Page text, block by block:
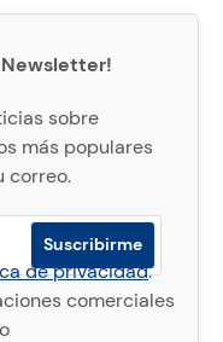
sobre
más populares
correo.
de privacidad.
comerciales